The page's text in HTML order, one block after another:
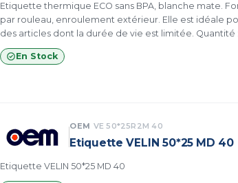
Etiquette thermique ECO sans BPA, blanche mate.
par rouleau, enroulement extérieur. Elle est idéale
des articles dont la
En Stock
OEM VE 50*25R2M 40
Etiquette VELIN 50*25 MD 40
Etiquette VELIN 50*25 MD 40